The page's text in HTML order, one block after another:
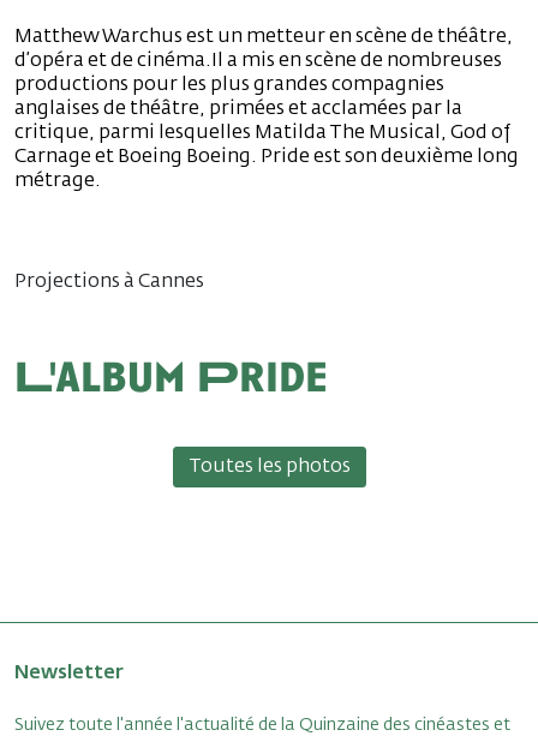
Matthew Warchus est un metteur en scène de théâtre,
d’opéra et de cinéma.Il a mis en scène de nombreuses
productions pour les plus grandes compagnies
anglaises de théâtre, primées et acclamées par la
critique, parmi lesquelles Matilda The Musical, God of
Carnage et Boeing Boeing. Pride est son deuxième long
métrage.
Projections à Cannes
L'album Pride
Toutes les photos
Newsletter
Suivez toute l'année l'actualité de la Quinzaine des cinéastes et